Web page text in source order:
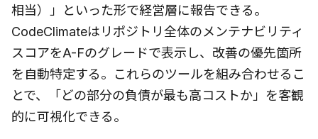
相当）」といった形で経営層に報告できる。
CodeClimateはリポジトリ全体のメンテナビリティ
スコアをA-Fのグレードで表示し、改善の優先箇所
を自動特定する。これらのツールを組み合わせるこ
とで、「どの部分の負債が最も高コストか」を客観
的に可視化できる。